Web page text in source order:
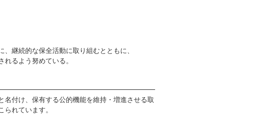
継続的な保全活動に取り組むとともに、
るよう努めている。
付け、保有する公的機能を維持・増進させる取
れています。